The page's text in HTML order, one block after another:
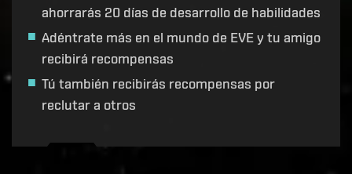
ahorrarás 20 días de desarrollo de habilidades
Adéntrate más en el mundo de EVE y tu amigo
recibirá recompensas
Tú también recibirás recompensas por
reclutar a otros